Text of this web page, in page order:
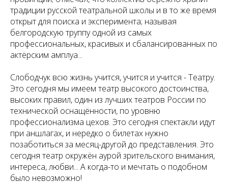
традиции русской театральной школы и в то же время
открыт для поиска и эксперимента; называя
белгородскую труппу одной из самых
профессиональных, красивых и сбалансированных по
актёрским амплуа...
Слободчук всю жизнь учится, учится и учится - Театру.
Это сегодня мы имеем театр высокого достоинства,
высоких правил, один из лучших театров России по
технической оснащённости, по уровню
профессионализма цехов. Это сегодня спектакли идут
при аншлагах, и нередко о билетах нужно
позаботиться за месяц-другой до представления. Это
сегодня театр окружён аурой зрительского внимания,
интереса, любви... А когда-то и мечтать о подобном
было невозможно!